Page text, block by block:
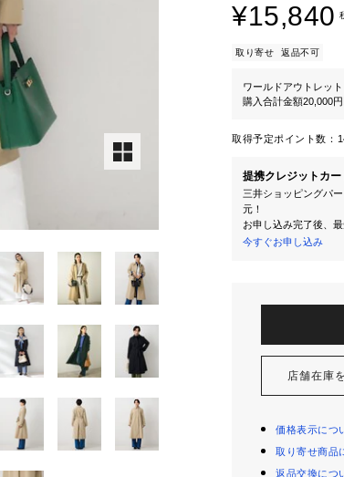
¥15,840
取り寄せ 返品不可
ワールドアウトレット
購入合計金額20,000
取得予定ポイント数：
提携クレジットカ
三井ショッピングパ
元！
お申し込み完了後、
今すぐお申し込み
店舗在庫
価格表示につ
取り寄せ商品
返品交換につ